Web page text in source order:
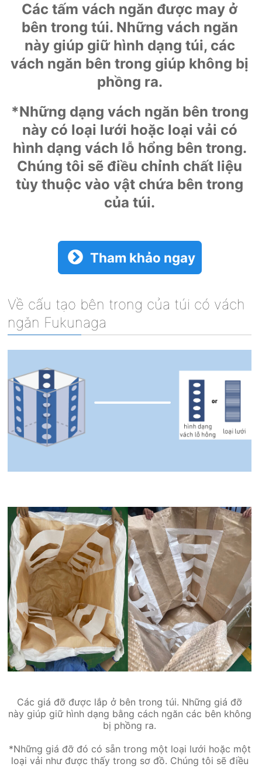
Các tấm vách ngăn được may ở
bên trong túi. Những vách ngăn
này giúp giữ hình dạng túi, các
vách ngăn bên trong giúp không bị
phồng ra.
*Những dạng vách ngăn bên trong
này có loại lưới hoặc loại vải có
hình dạng vách lỗ hổng bên trong.
Chúng tôi sẽ điều chỉnh chất liệu
tùy thuộc vào vật chứa bên trong
của túi.
Tham khảo ngay
Về cấu tạo bên trong của túi có vách
ngăn Fukunaga
Các giá đỡ được lắp ở bên trong túi. Những giá đỡ
này giúp giữ hình dạng bằng cách ngăn các bên không
bị phồng ra.
*Những giá đỡ đó có sẵn trong một loại lưới hoặc một
loại vải như được thấy trong sơ đồ. Chúng tôi sẽ điều